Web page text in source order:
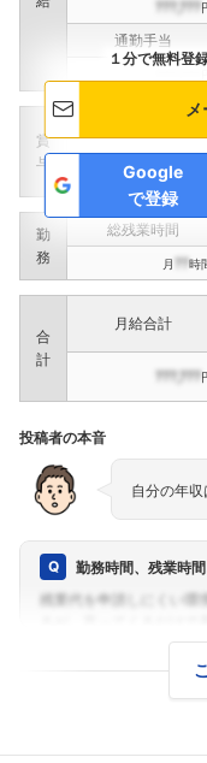
???,???
通勤手当
賞
与
???,???
勤
務
総残業時間
月 ??時
合
計
月給合計
???,???
１分で無料登
Google
で登録
投稿者の本音
自分の年収
勤務時間、残業時